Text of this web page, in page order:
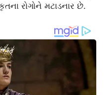
રોગોને મટાડનાર છે.